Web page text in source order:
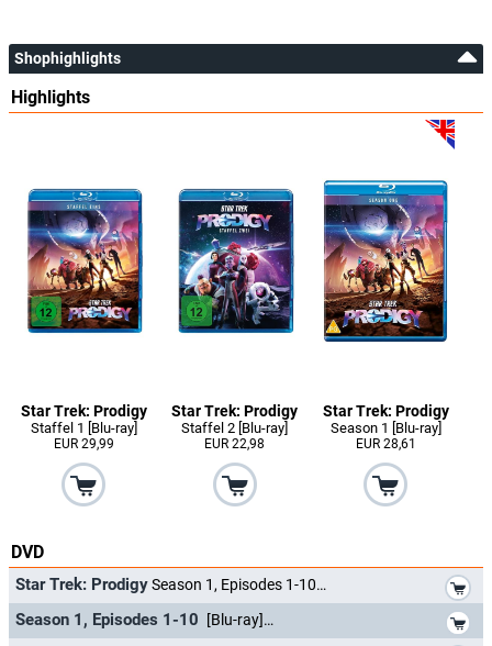
Shophighlights
Highlights
Star Trek: Prodigy
Staffel 1 [Blu-ray]
EUR 29,99
Star Trek: Prodigy
Staffel 2 [Blu-ray]
EUR 22,98
Star Trek: Prodigy
Season 1 [Blu-ray]
EUR 28,61
DVD
Star Trek: ProdigySeason 1, Episodes 1-10
Season 1, Episodes 1-10 [Blu-ray]